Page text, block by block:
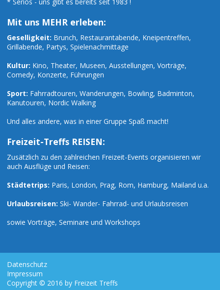
Mit uns MEHR erleben:
Geselligkeit: Brunch, Restaurantabende, Kneipentreffen,
Grillabende, Partys, Spielenachmittage
Kultur: Kino, Theater, Museen, Ausstellungen, Vorträge,
Comedy, Konzerte, Führungen
Sport: Fahrradtouren, Wanderungen, Bowling, Badminton,
Kanutouren, Nordic Walking
Und alles andere, was in einer Gruppe Spaß macht!
Freizeit-Treffs REISEN:
Zusätzlich zu den zahlreichen Freizeit-Events organisieren wir
auch Ausflüge und Reisen:
Städtetrips: Paris, London, Prag, Rom, Hamburg, Mailand u.a.
Urlaubsreisen: Ski- Wander- Fahrrad- und Urlaubsreisen
sowie Vorträge, Seminare und Workshops
Datenschutz
Impressum
Copyright © 2016 by Freizeit Treffs